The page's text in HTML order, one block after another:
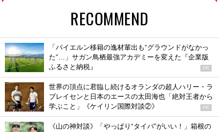
RECOMMEND
「バイエルン移籍の逸材輩出も“グラウンドがなかっ
た”…」サガン鳥栖最強アカデミーを変えた『企業版
ふるさと納税』
PR
世界の頂点に君臨し続けるオランダの超人ハリー・ラ
ブレイセンと日本のエースの太田海也「絶対王者から
学ぶこと」《ケイリン国際対談②》
PR
《山の神対談》「やっぱり“タイパ”がいい！」箱根の